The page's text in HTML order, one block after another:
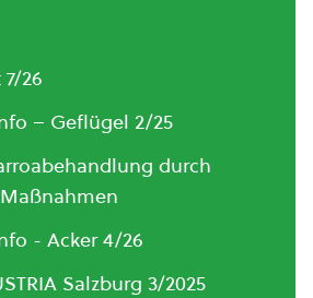
26
– Geflügel 2/25
durch
- Acker 4/26
Salzburg 3/2025